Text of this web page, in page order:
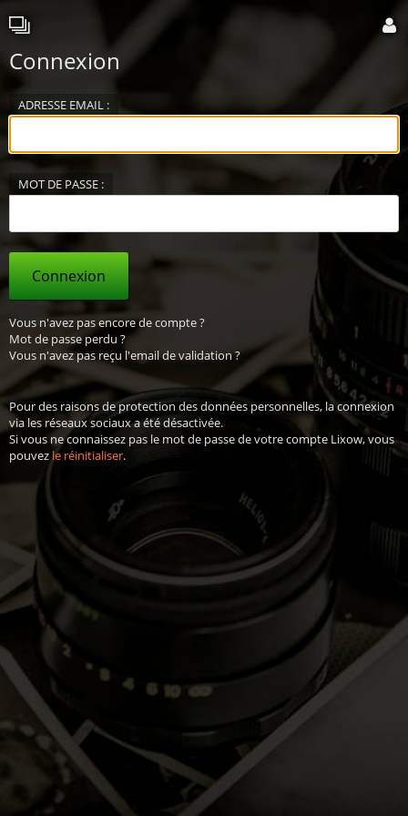
Connexion
ADRESSE EMAIL :
MOT DE PASSE :
Connexion
Vous n'avez pas encore de compte ?
Mot de passe perdu ?
Vous n'avez pas reçu l'email de validation ?
Pour des raisons de protection des données personnelles, la connexion
via les réseaux sociaux a été désactivée.
Si vous ne connaissez pas le mot de passe de votre compte Lixow, vous
pouvezle réinitialiser.